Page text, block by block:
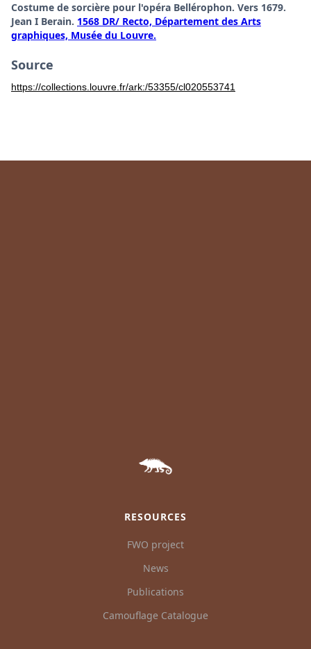
Costume de sorcière pour l'opéra Bellérophon. Vers 1679.
Jean I Berain. 1568 DR/ Recto, Département des Arts
graphiques, Musée du Louvre.
Source
https://collections.louvre.fr/ark:/53355/cl020553741
RESOURCES
FWO project
News
Publications
Camouflage Catalogue